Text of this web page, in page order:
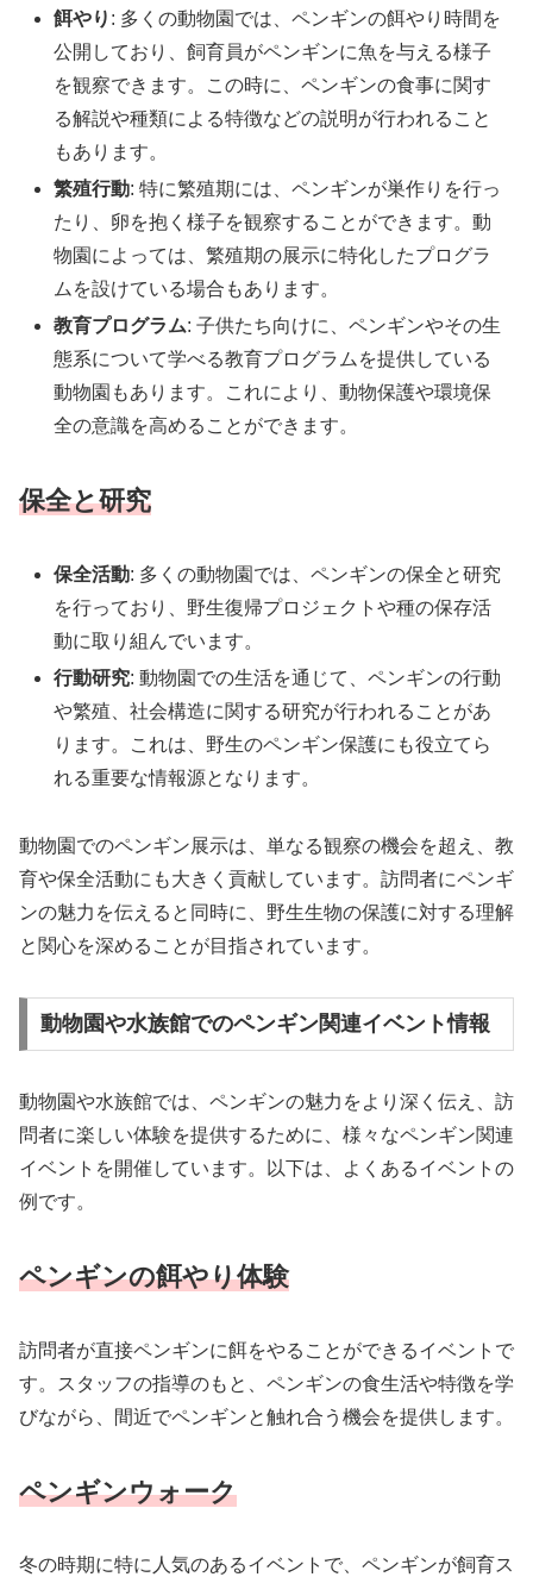
餌やり : 多くの動物園では、ペンギンの餌やり時間を
公開しており、飼育員がペンギンに魚を与える様子
を観察できます。この時に、ペンギンの食事に関す
る解説や種類による特徴などの説明が行われること
もあります。
繁殖行動: 特に繁殖期には、ペンギンが巣作りを行っ
たり、卵を抱く様子を観察することができます。動
物園によっては、繁殖期の展示に特化したプログラ
ムを設けている場合もあります。
教育プログラム: 子供たち向けに、ペンギンやその生
態系について学べる教育プログラムを提供している
動物園もあります。これにより、動物保護や環境保
全の意識を高めることができます。
保全と研究
保全活動: 多くの動物園では、ペンギンの保全と研究
を行っており、野生復帰プロジェクトや種の保存活
動に取り組んでいます。
行動研究: 動物園での生活を通じて、ペンギンの行動
や繁殖、社会構造に関する研究が行われることがあ
ります。これは、野生のペンギン保護にも役立てら
れる重要な情報源となります。
動物園でのペンギン展示は、単なる観察の機会を超え、教
育や保全活動にも大きく貢献しています。訪問者にペンギ
ンの魅力を伝えると同時に、野生生物の保護に対する理解
と関心を深めることが目指されています。
動物園や水族館でのペンギン関連イベント情報
動物園や水族館では、ペンギンの魅力をより深く伝え、訪
問者に楽しい体験を提供するために、様々なペンギン関連
イベントを開催しています。以下は、よくあるイベントの
例です。
ペンギンの餌やり体験
訪問者が直接ペンギンに餌をやることができるイベントで
す。スタッフの指導のもと、ペンギンの食生活や特徴を学
びながら、間近でペンギンと触れ合う機会を提供します。
ペンギンウォーク
冬の時期に特に人気のあるイベントで、ペンギンが飼育ス